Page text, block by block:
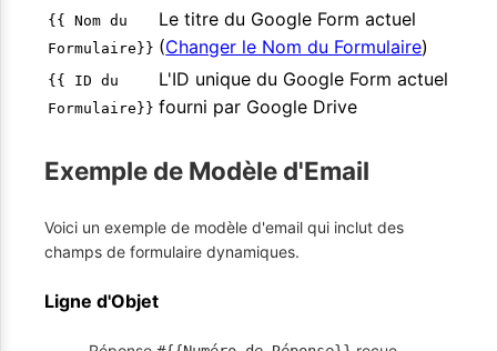
{{ Nom du
Formulaire}}
Le titre du Google Form actuel
(Changer le Nom du Formulaire)
{{ ID du
Formulaire}}
L'ID unique du Google Form actuel
fourni par Google Drive
Exemple de Modèle d'Email
Voici un exemple de modèle d'email qui inclut des
champs de formulaire dynamiques.
Ligne d'Objet